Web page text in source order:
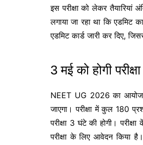
इस परीक्षा को लेकर
लगाया जा रहा था कि
एडमिट कार्ड जारी कर दिए,
3 मई को होगी परीक्षा
NEET UG 2026 का
जाएगा। परीक्षा में कुल 180
परीक्षा 3 घंटे की होगी।
परीक्षा के लिए आवेदन किया